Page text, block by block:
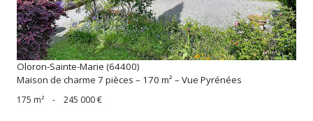
Oloron-Sainte-Marie (64400)
Maison de charme 7 pièces – 170 m² – Vue Pyrénées
175 m² - 245 000 €